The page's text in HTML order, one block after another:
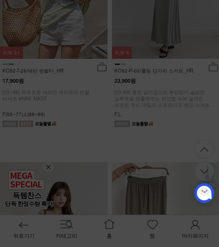
득템찬스
단독 한정수량 특가!
KO52-T-26/테린 반팔티_HR
17,900원
[55~99] 여유로운 넥라인 여리핏의 반팔
티셔츠 #NAK MADE.
F(55~77),L(88~99)
리뷰 21
KO62-P-03/롤링 단가라 스커트_HR
23,900원
[55-88] 롱한 길이감으로 부담없이,슬림한
실루엣을 연출해주는 편안함 속에 숨겨진
세련된 무드 데일리 스트라이프 밴딩 스커트
#NAK MADE.
F,L
리뷰 6
뒤로가기 카테고리 홈 찜 마이페이지